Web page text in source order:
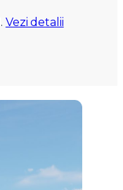
. Vezi detalii